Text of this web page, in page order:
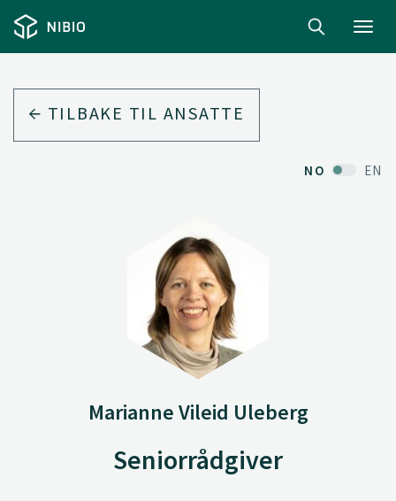
TILBAKE TIL ANSATTE
NO EN
Marianne Vileid Uleberg
Seniorrådgiver